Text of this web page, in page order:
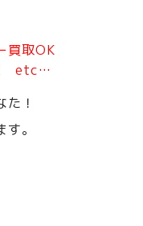
買取OK
etc…
！
。